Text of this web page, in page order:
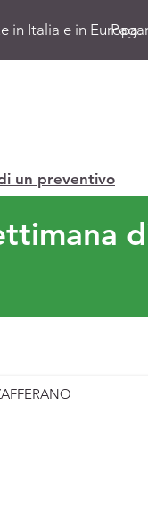
in Italia e in Europa.
un preventivo